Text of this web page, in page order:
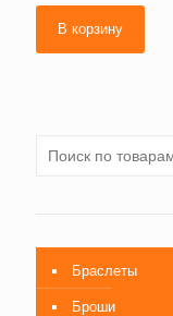
В корзину
Браслеты
Броши